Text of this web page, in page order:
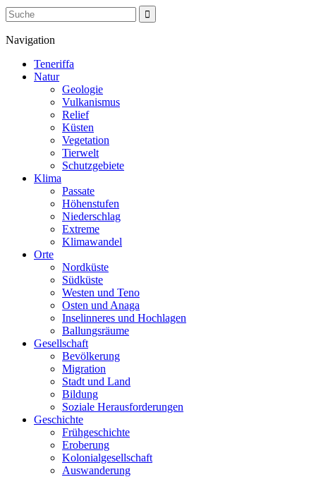
Navigation
Teneriffa
Natur
Geologie
Vulkanismus
Relief
Küsten
Vegetation
Tierwelt
Schutzgebiete
Klima
Passate
Höhenstufen
Niederschlag
Extreme
Klimawandel
Orte
Nordküste
Südküste
Westen und Teno
Osten und Anaga
Inselinneres und Hochlagen
Ballungsräume
Gesellschaft
Bevölkerung
Migration
Stadt und Land
Bildung
Soziale Herausforderungen
Geschichte
Frühgeschichte
Eroberung
Kolonialgesellschaft
Auswanderung